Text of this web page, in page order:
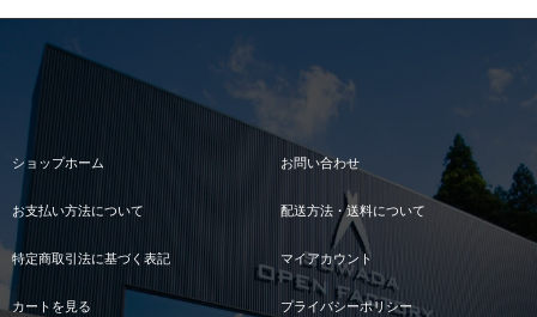
ショップホーム お問い合わせ
お支払い方法について 配送方法・送料について
特定商取引法に基づく表記 マイアカウント
カートを見る プライバシーポリシー